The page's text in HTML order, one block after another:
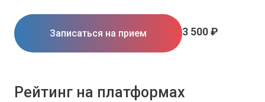
Записаться на прием 3 500 ₽
Рейтинг на платформах